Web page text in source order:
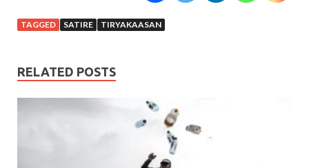
TAGGED SATIRE TIRYAKAASAN
RELATED POSTS